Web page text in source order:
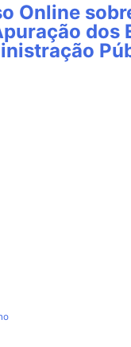
Online
dos